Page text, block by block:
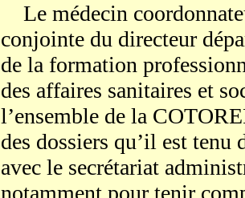
Le médecin
conjointe du directeur
de la formation
des affaires sanitaires et
l’ensemble de la
des dossiers qu’il est tenu
avec le secrétariat